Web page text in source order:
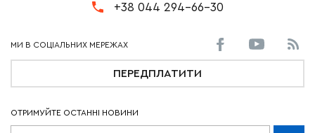
+38 044 294-66-30
ПЕРЕДПЛАТИТИ
ОТРИМУЙТЕ ОСТАННІ НОВИНИ